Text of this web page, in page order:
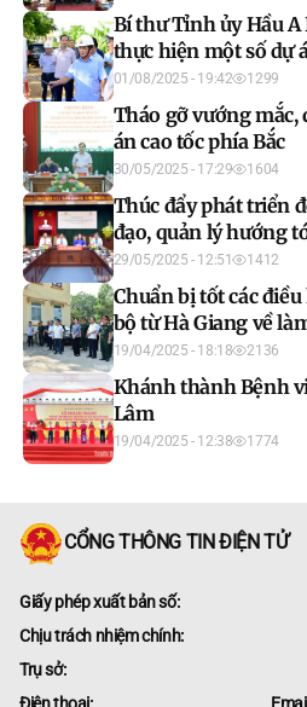
Bí thư Tỉnh ủy Hầu
thực hiện một số dự
01/08/2025 - 19:42 1299
Tháo gỡ vướng
án cao tốc phía Bắc
30/05/2025 - 17:29 1604
Thúc đẩy phát triển
đạo, quản lý hướng
29/05/2025 - 12:51 1412
Chuẩn bị tốt các
bộ từ Hà Giang về
19/04/2025 - 18:18 2136
Khánh thành Bệnh
Lâm
19/04/2025 - 12:38 1774
CỔNG
Giấy phép xuất bản số:
Chịu trách nhiệm chính:
Trụ sở: